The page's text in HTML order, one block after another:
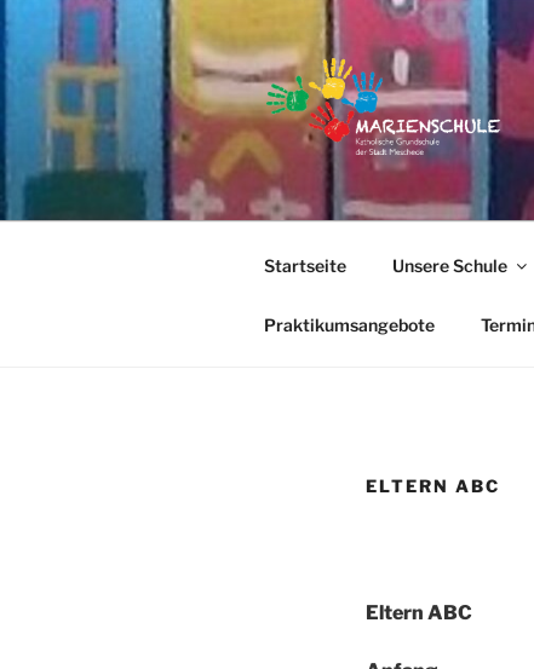
springen
Startseite Unsere Schule
Praktikumsangebote
ELTERN ABC
Eltern ABC